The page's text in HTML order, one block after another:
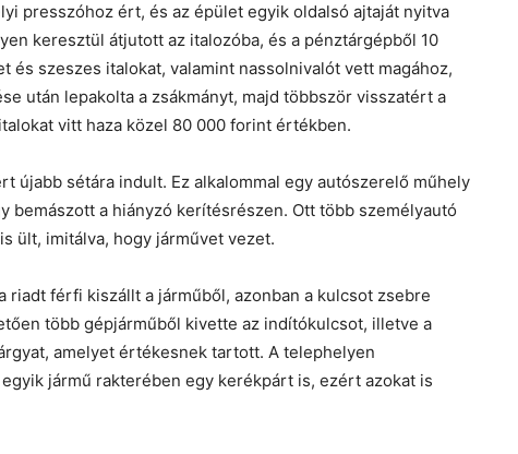
presszóhoz ért, és az épület egyik oldalsó ajtaját nyitva
keresztül átjutott az italozóba, és a pénztárgépből 10
és szeszes italokat, valamint nassolnivalót vett magához,
után lepakolta a zsákmányt, majd többször visszatért a
vitt haza közel 80 000 forint értékben.
újabb sétára indult. Ez alkalommal egy autószerelő műhely
bemászott a hiányzó kerítésrészen. Ott több személyautó
ült, imitálva, hogy járművet vezet.
riadt férfi kiszállt a járműből, azonban a kulcsot zsebre
több gépjárműből kivette az indítókulcsot, illetve a
amelyet értékesnek tartott. A telephelyen
jármű rakterében egy kerékpárt is, ezért azokat is